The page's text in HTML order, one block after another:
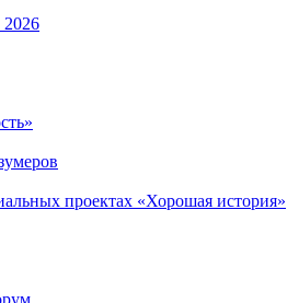
2026
проектах «Хорошая история»